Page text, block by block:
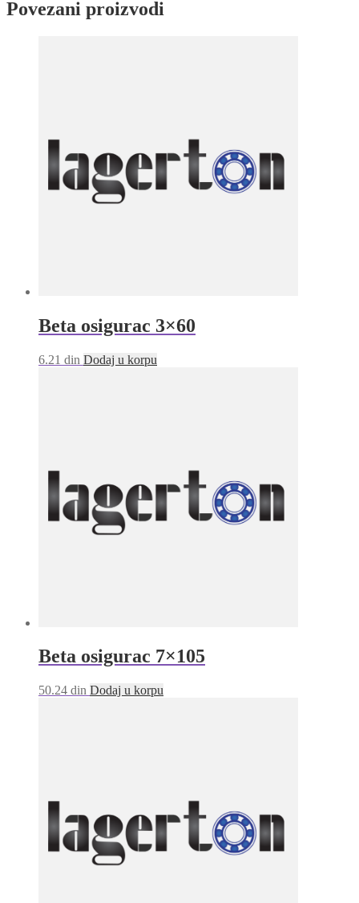
Povezani proizvodi
Beta osigurac 3×60
6.21 din Dodaj u korpu
Beta osigurac 7×105
50.24 din Dodaj u korpu